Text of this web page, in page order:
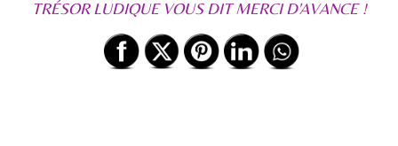
TRÉSOR LUDIQUE VOUS DIT MERCI D'AVANCE !